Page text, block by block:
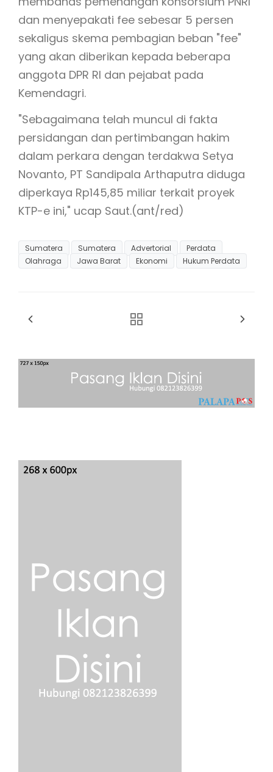
dan menyepakati fee sebesar 5 persen
sekaligus skema pembagian beban "fee"
yang akan diberikan kepada beberapa
anggota DPR RI dan pejabat pada
Kemendagri.
"Sebagaimana telah muncul di fakta
persidangan dan pertimbangan hakim
dalam perkara dengan terdakwa Setya
Novanto, PT Sandipala Arthaputra diduga
diperkaya Rp145,85 miliar terkait proyek
KTP-e ini," ucap Saut.(ant/red)
Sumatera Sumatera Advertorial
Perdata
Olahraga
Jawa Barat Ekonomi Hukum Perdata